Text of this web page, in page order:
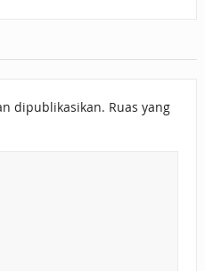
dipublikasikan. Ruas yang